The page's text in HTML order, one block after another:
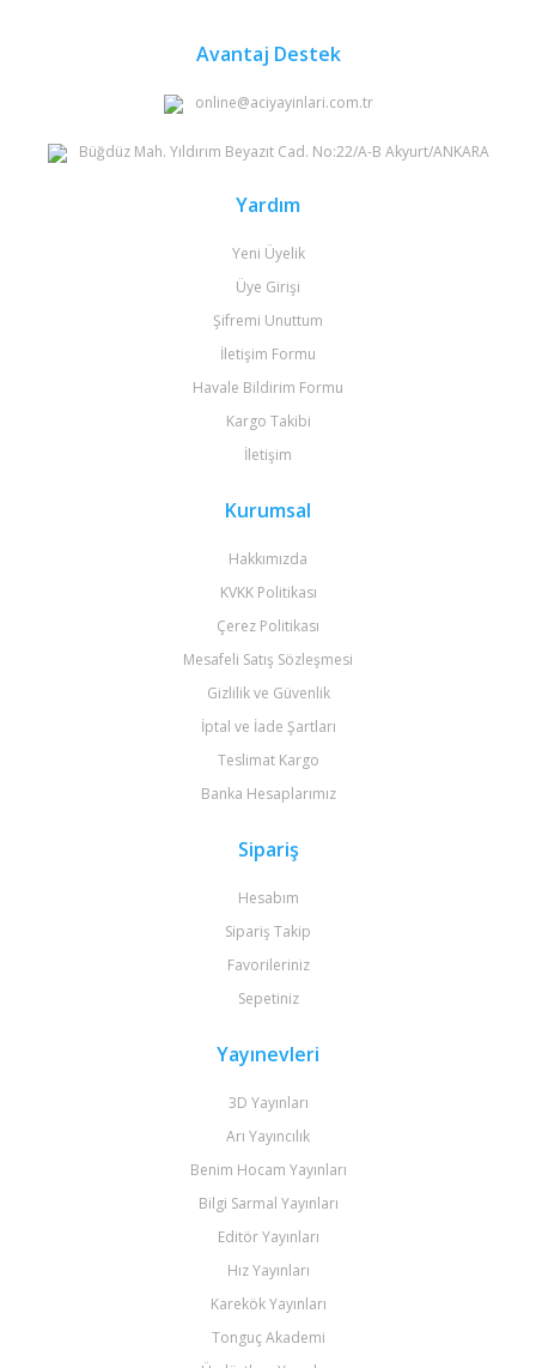
Avantaj Destek
online@aciyayinlari.com.tr
Büğdüz Mah. Yıldırım Beyazıt Cad. No:22/A-B Akyurt/ANKARA
Yardım
Yeni Üyelik
Üye Girişi
Şifremi Unuttum
İletişim Formu
Havale Bildirim Formu
Kargo Takibi
İletişim
Kurumsal
Hakkımızda
KVKK Politikası
Çerez Politikası
Mesafeli Satış Sözleşmesi
Gizlilik ve Güvenlik
İptal ve İade Şartları
Teslimat Kargo
Banka Hesaplarımız
Sipariş
Hesabım
Sipariş Takip
Favorileriniz
Sepetiniz
Yayınevleri
3D Yayınları
Arı Yayıncılık
Benim Hocam Yayınları
Bilgi Sarmal Yayınları
Editör Yayınları
Hız Yayınları
Karekök Yayınları
Tonguç Akademi